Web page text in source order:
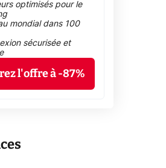
optimisés pour le
mondial dans 100
sécurisée et
l'offre à -87%